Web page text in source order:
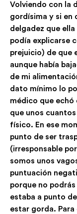
Volviendo con la
gordísima y si en
delgadez que
podía explicarse
prejuicio) de que
aunque había
de mi
dato mínimo lo
médico que echó
que unos
físico. En ese
punto de ser
(irresponsable
somos unos
puntuación
porque no
estaba a punto
estar gorda.